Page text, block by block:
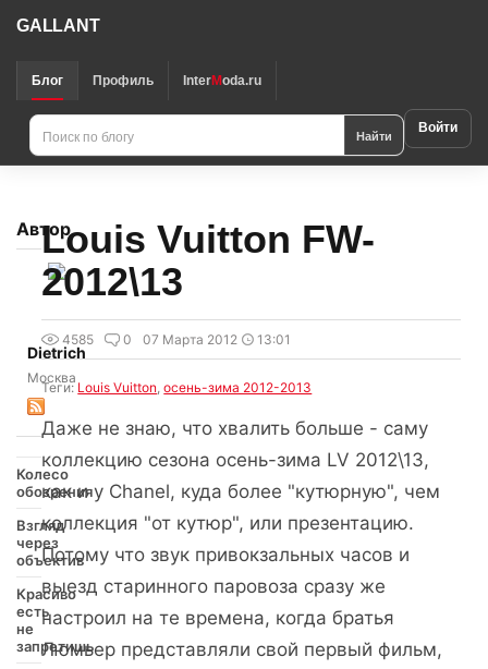
GALLANT
Блог Профиль InterModa.ru
Найти Войти
Автор
Dietrich
Москва
Колесо
обозрения
Взгляд
через
объектив
Красиво
есть
не
запретишь
Louis Vuitton FW-
2012\13
4585 0 07 Марта 2012 13:01
Теги: Louis Vuitton,осень-зима 2012-2013
Даже не знаю, что хвалить больше - саму
коллекцию сезона осень-зима LV 2012\13,
как и у Chanel, куда более "кутюрную", чем
коллекция "от кутюр", или презентацию.
Потому что звук привокзальных часов и
выезд старинного паровоза сразу же
настроил на те времена, когда братья
Люмьер представляли свой первый фильм,